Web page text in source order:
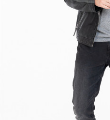
Prodejny Služby
Extra
Bundy a kabáty -50 %